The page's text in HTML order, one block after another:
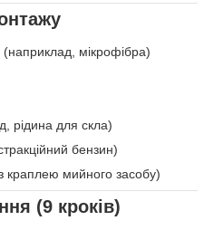
мікрофібра)
рідина для скла)
бензин)
краплею мийного засобу)
(9 кроків)